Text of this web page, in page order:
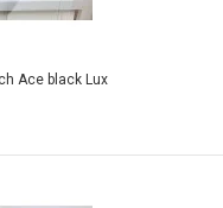
Ace black Lux